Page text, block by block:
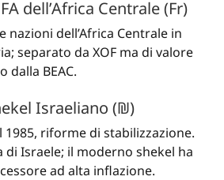
dell’Africa Centrale (Fr)
nazioni dell’Africa Centrale in
separato da XOF ma di valore
dalla BEAC.
Israeliano (₪)
1985, riforme di stabilizzazione.
di Israele; il moderno shekel ha
ad alta inflazione.